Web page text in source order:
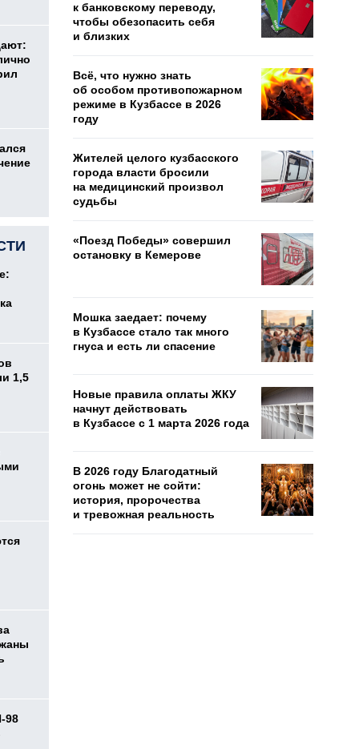
1,5
98
к банковскому переводу,
чтобы обезопасить себя
и близких
Всё, что нужно знать
об особом противопожарном
режиме в Кузбассе в 2026
году
Жителей целого кузбасского
города власти бросили
на медицинский произвол
судьбы
«Поезд Победы» совершил
остановку в Кемерове
Мошка заедает: почему
в Кузбассе стало так много
гнуса и есть ли спасение
Новые правила оплаты ЖКУ
начнут действовать
в Кузбассе с 1 марта 2026 года
В 2026 году Благодатный
огонь может не сойти:
история, пророчества
и тревожная реальность